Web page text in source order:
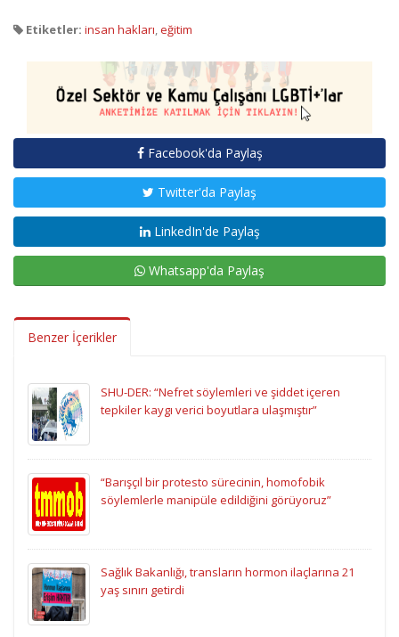
Etiketler: insan hakları,eğitim
Facebook'da Paylaş
Twitter'da Paylaş
LinkedIn'de Paylaş
Whatsapp'da Paylaş
Benzer İçerikler
SHU-DER: “Nefret söylemleri ve şiddet içeren
tepkiler kaygı verici boyutlara ulaşmıştır”
“Barışçıl bir protesto sürecinin, homofobik
söylemlerle manipüle edildiğini görüyoruz”
Sağlık Bakanlığı, transların hormon ilaçlarına 21
yaş sınırı getirdi